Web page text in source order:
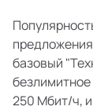
базовый
250 Мбит/ч,